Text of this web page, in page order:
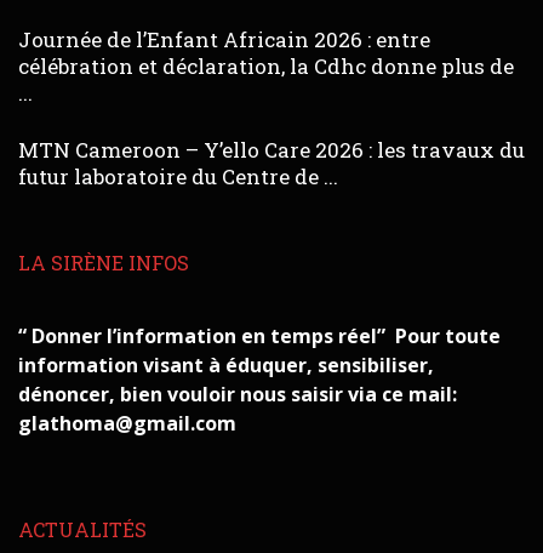
Journée de l’Enfant Africain 2026 : entre
célébration et déclaration, la Cdhc donne plus de
...
MTN Cameroon – Y’ello Care 2026 : les travaux du
futur laboratoire du Centre de ...
LA SIRÈNE INFOS
“ Donner l’information en temps réel” Pour toute
information visant à éduquer, sensibiliser,
dénoncer, bien vouloir nous saisir via ce mail:
glathoma@gmail.com
ACTUALITÉS